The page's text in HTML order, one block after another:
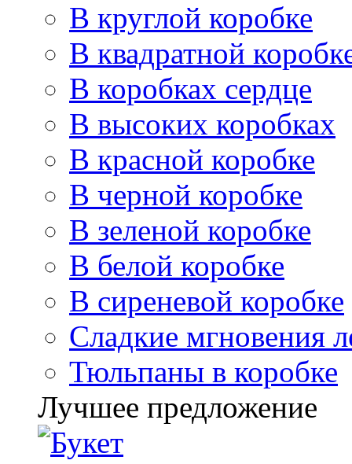
В круглой коробке
В квадратной
В коробках сердце
В высоких коробках
В красной коробке
В черной коробке
В зеленой коробке
В белой коробке
В сиреневой коробке
Сладкие мгновения
Тюльпаны в коробке
Лучшее предложение